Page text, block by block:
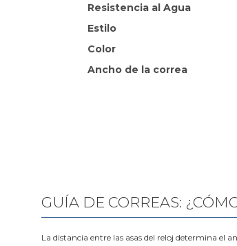
Resistencia al Agua
Estilo
Color
Ancho de la correa
GUÍA DE CORREAS:
La distancia entre las asas del reloj determina el